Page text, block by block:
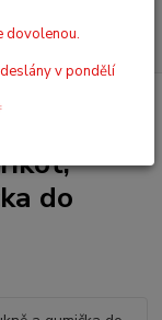
Hledat
set lila – trikot,
do
dovolenou.
v pondělí